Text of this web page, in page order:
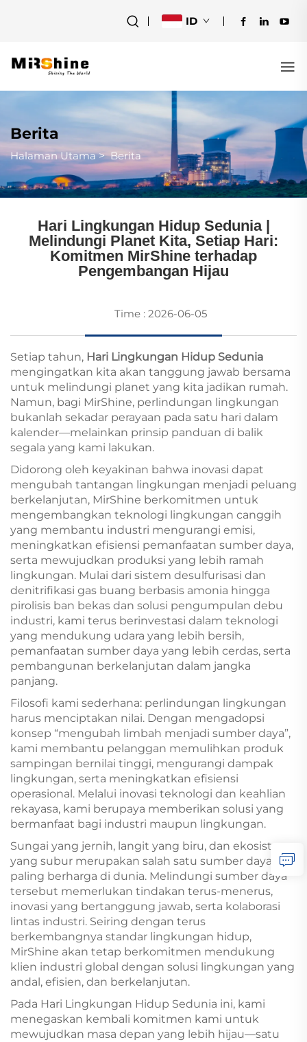
ID
Berita
Halaman Utama>Berita
Hari Lingkungan Hidup Sedunia |
Melindungi Planet Kita, Setiap Hari:
Komitmen MirShine terhadap
Pengembangan Hijau
Time : 2026-06-05
Setiap tahun, Hari Lingkungan Hidup Sedunia
mengingatkan kita akan tanggung jawab bersama
untuk melindungi planet yang kita jadikan rumah.
Namun, bagi MirShine, perlindungan lingkungan
bukanlah sekadar perayaan pada satu hari dalam
kalender—melainkan prinsip panduan di balik
segala yang kami lakukan.
Didorong oleh keyakinan bahwa inovasi dapat
mengubah tantangan lingkungan menjadi peluang
berkelanjutan, MirShine berkomitmen untuk
mengembangkan teknologi lingkungan canggih
yang membantu industri mengurangi emisi,
meningkatkan efisiensi pemanfaatan sumber daya,
serta mewujudkan produksi yang lebih ramah
lingkungan. Mulai dari sistem desulfurisasi dan
denitrifikasi gas buang berbasis amonia hingga
pirolisis ban bekas dan solusi pengumpulan debu
industri, kami terus berinvestasi dalam teknologi
yang mendukung udara yang lebih bersih,
pemanfaatan sumber daya yang lebih cerdas, serta
pembangunan berkelanjutan dalam jangka
panjang.
Filosofi kami sederhana: perlindungan lingkungan
harus menciptakan nilai. Dengan mengadopsi
konsep “mengubah limbah menjadi sumber daya”,
kami membantu pelanggan memulihkan produk
sampingan bernilai tinggi, mengurangi dampak
lingkungan, serta meningkatkan efisiensi
operasional. Melalui inovasi teknologi dan keahlian
rekayasa, kami berupaya memberikan solusi yang
bermanfaat bagi industri maupun lingkungan.
Sungai yang jernih, langit yang biru, dan ekosistem
yang subur merupakan salah satu sumber daya
paling berharga di dunia. Melindungi sumber daya
tersebut memerlukan tindakan terus-menerus,
inovasi yang bertanggung jawab, serta kolaborasi
lintas industri. Seiring dengan terus
berkembangnya standar lingkungan hidup,
MirShine akan tetap berkomitmen mendukung
klien industri global dengan solusi lingkungan yang
andal, efisien, dan berkelanjutan.
Pada Hari Lingkungan Hidup Sedunia ini, kami
menegaskan kembali komitmen kami untuk
mewujudkan masa depan yang lebih hijau—satu